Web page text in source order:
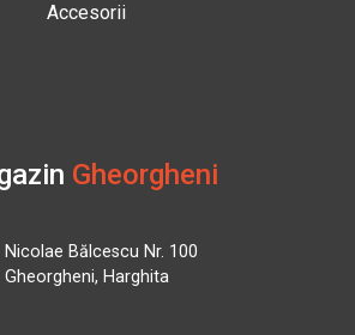
Accesorii
Gheorgheni
Nicolae Bălcescu Nr. 100
Gheorgheni, Harghita